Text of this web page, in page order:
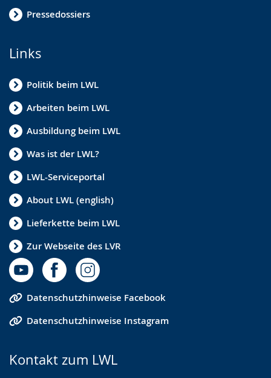
Pressedossiers
Links
Politik beim LWL
Arbeiten beim LWL
Ausbildung beim LWL
Was ist der LWL?
LWL-Serviceportal
About LWL (english)
Lieferkette beim LWL
Zur Webseite des LVR
Datenschutzhinweise Facebook
Datenschutzhinweise Instagram
Kontakt zum LWL